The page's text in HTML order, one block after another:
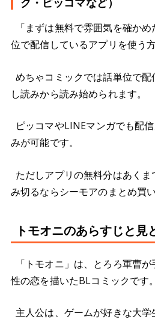
「まずは無料で雰囲気を確か
位で配信しているアプリを使う
めちゃコミックでは話単位で
し読みから読み始められます。
ピッコマやLINEマンガでも配
みが可能です。
ただしアプリの無料分はあく
み切るならシーモアのまとめ買
トモオニのあらすじと見
「トモオニ」は、とろろ軍曹
性の恋を描いたBLコミックです。
主人公は、ゲームが好きな大学